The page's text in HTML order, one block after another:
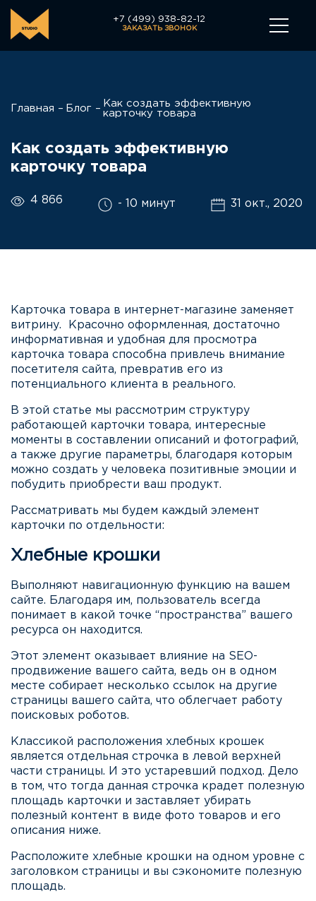
+7 (499) 938-82-12
ЗАКАЗАТЬ ЗВОНОК
Главная Блог
Как создать эффективную
карточку товара
Как создать эффективную
карточку товара
4 866 - 10 минут 31 окт., 2020
Карточка товара в интернет-магазине заменяет
витрину. Красочно оформленная, достаточно
информативная и удобная для просмотра
карточка товара способна привлечь внимание
посетителя сайта, превратив его из
потенциального клиента в реального.
В этой статье мы рассмотрим структуру
работающей карточки товара, интересные
моменты в составлении описаний и фотографий,
а также другие параметры, благодаря которым
можно создать у человека позитивные эмоции и
побудить приобрести ваш продукт.
Рассматривать мы будем каждый элемент
карточки по отдельности:
Хлебные крошки
Выполняют навигационную функцию на вашем
сайте. Благодаря им, пользователь всегда
понимает в какой точке “пространства” вашего
ресурса он находится.
Этот элемент оказывает влияние на SEO-
продвижение вашего сайта, ведь он в одном
месте собирает несколько ссылок на другие
страницы вашего сайта, что облегчает работу
поисковых роботов.
Классикой расположения хлебных крошек
является отдельная строчка в левой верхней
части страницы. И это устаревший подход. Дело
в том, что тогда данная строчка крадет полезную
площадь карточки и заставляет убирать
полезный контент в виде фото товаров и его
описания ниже.
Расположите хлебные крошки на одном уровне с
заголовком страницы и вы сэкономите полезную
площадь.